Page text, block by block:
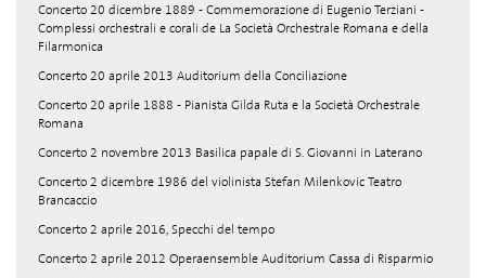
Concerto 20 dicembre 1889 - Commemorazione di Eugenio Terziani -
Complessi orchestrali e corali de La Società Orchestrale Romana e della
Filarmonica
Concerto 20 aprile 2013 Auditorium della Conciliazione
Concerto 20 aprile 1888 - Pianista Gilda Ruta e la Società Orchestrale
Romana
Concerto 2 novembre 2013 Basilica papale di S. Giovanni in Laterano
Concerto 2 dicembre 1986 del violinista Stefan Milenkovic Teatro
Brancaccio
Concerto 2 aprile 2016, Specchi del tempo
Concerto 2 aprile 2012 Operaensemble Auditorium Cassa di Risparmio